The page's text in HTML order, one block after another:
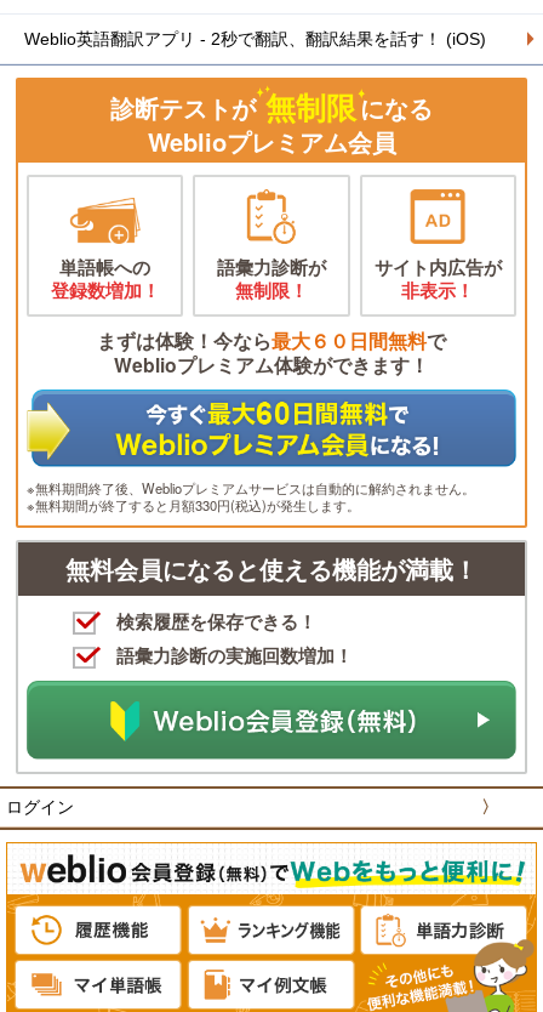
Weblio英語翻訳アプリ - 2秒で翻訳、翻訳結果を話す！ (iOS)
診断テストが 無制限になる
Weblioプレミアム会員
単語帳への
登録数増加！
語彙力診断が
無制限！
サイト内広告が
非表示！
まずは体験！今なら最大６０日間無料で
Weblioプレミアム体験ができます！
※無料期間終了後、Weblioプレミアムサービスは自動的に解約されません。
※無料期間が終了すると月額330円(税込)が発生します。
無料会員になると使える機能が満載！
検索履歴を保存できる！
語彙力診断の実施回数増加！
ログイン 〉